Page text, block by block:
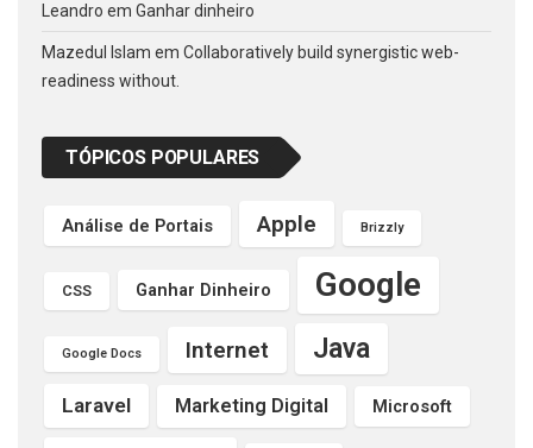
Leandro em Ganhar dinheiro
Mazedul Islam em Collaboratively build synergistic web-
readiness without.
TÓPICOS POPULARES
Análise de Portais Apple Brizzly
CSS Ganhar Dinheiro Google
Google Docs Internet Java
Laravel Marketing Digital Microsoft